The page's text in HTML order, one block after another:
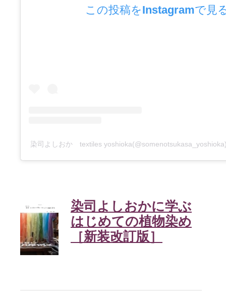
この投稿をInstagramで見
染司よしおか textiles
染司よしおかに学ぶ
はじめての植物染め
［新装改訂版］